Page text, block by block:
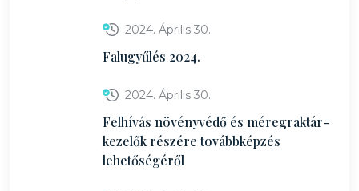
2024. Április 30.
Falugyűlés 2024.
2024. Április 30.
Felhívás növényvédő és méregraktár-
kezelők részére továbbképzés
lehetőségéről